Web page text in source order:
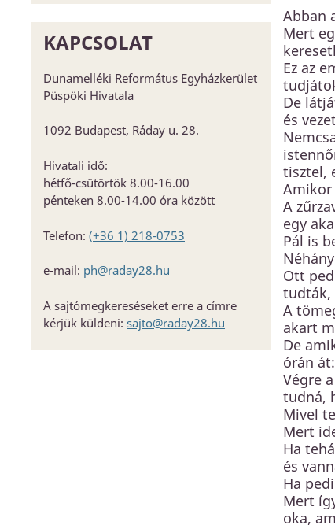
Dunamellék története
Közlöny
Közbeszerzés
Kiss Géza emlékház és közösségi
Konferencia-központ
Címtár
KAPCSOLAT
Dunamelléki Református Egyházkerület
Püspöki Hivatala
1092 Budapest, Ráday u. 28.
Hivatali idő:
hétfő-csütörtök 8.00-16.00
pénteken 8.00-14.00 óra között
Telefon: (+36 1) 218-0753
e-mail: ph@raday28.hu
A sajtómegkereséseket erre a címre
kérjük küldeni: sajto@raday28.hu
Abban
Mert
Ez az
De
és
tisztel,
Amikor
A
egy
Pál is
Ott
tudták,
A
akart
De
órán
Végre
tudná,
Mivel
Mert
Ha
és
Ha
Mert
oka,